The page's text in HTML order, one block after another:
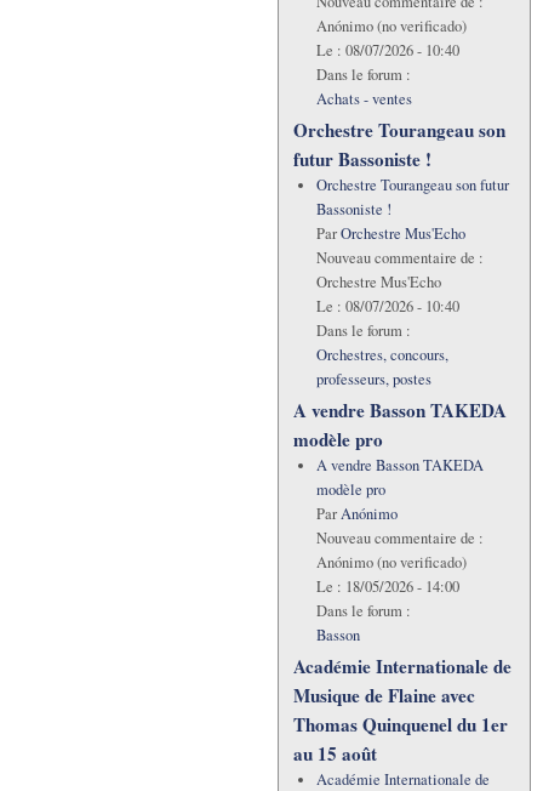
Anónimo (no verificado)
Le : 08/07/2026 - 10:40
Dans le forum :
Achats - ventes
Orchestre Tourangeau son
futur Bassoniste !
Orchestre Tourangeau son futur
Bassoniste !
ParOrchestre Mus'Echo
Nouveau commentaire de :
Orchestre Mus'Echo
Le : 08/07/2026 - 10:40
Dans le forum :
Orchestres, concours,
professeurs, postes
A vendre Basson TAKEDA
modèle pro
A vendre Basson TAKEDA
modèle pro
ParAnónimo
Nouveau commentaire de :
Anónimo (no verificado)
Le : 18/05/2026 - 14:00
Dans le forum :
Basson
Académie Internationale de
Musique de Flaine avec
Thomas Quinquenel du 1er
au 15 août
Académie Internationale de